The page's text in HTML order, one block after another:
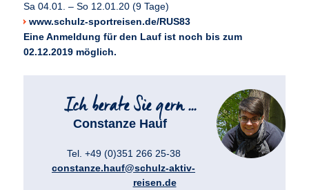
Sa 04.01. – So 12.01.20 (9 Tage)
www.schulz-sportreisen.de/RUS83
Eine Anmeldung für den Lauf ist noch bis zum
02.12.2019 möglich.
Constanze Hauf
Tel. +49 (0)351 266 25-38
constanze.hauf@schulz-aktiv-
reisen.de